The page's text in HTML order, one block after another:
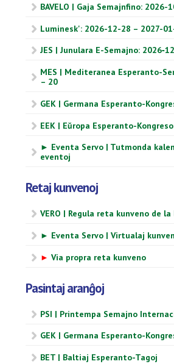
BAVELO | Gaja Semajnfino: 2026-
Luminesk': 2026-12-28 – 2027-
JES | Junulara E-Semajno:
MES | Mediteranea Esperanto-
– 20
GEK | Germana Esperanto-
EEK | Eŭropa Esperanto-
► Eventa Servo | Tutmonda
eventoj
Retaj kunvenoj
VERO | Regula reta kunveno de
► Eventa Servo | Virtualaj
► Via propra reta kunveno
Pasintaj aranĝoj
PSI | Printempa Semajno
GEK | Germana Esperanto-
BET | Baltiaj Esperanto-Tagoj